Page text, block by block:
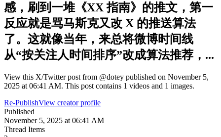
感，刷到一堆《XX 指南》的推文，第一
反应就是骂马斯克又改 X 的推送算法
了。这就像当年，来总将微博时间线
从“按关注人时间排序”改成算法推荐，...
View this X/Twitter post from @dotey published on November 5,
2025 at 06:41 AM. This post contains 1 videos and 1 images.
Re-PublishView creator profile
Published
November 5, 2025 at 06:41 AM
Thread Items